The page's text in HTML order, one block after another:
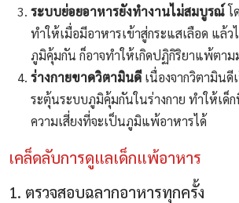
ระบบย่อยอาหารยังทำงานไม่สมบูรณ์โ
ทำให้เมื่อมีอาหารเข้าสู่กระแสเลือด แล้ว
ภูมิคุ้มกัน ก็อาจทำให้เกิดปฏิกิริยาแพ้ตาม
ร่างกายขาดวิตามินดีเนื่องจากวิตามินดี
ระตุ้นระบบภูมิคุ้มกันในร่างกาย ทำให้เด็
ความเสี่ยงที่จะเป็นภูมิแพ้อาหารได้
เคล็ดลับการดูแลเด็กแพ้อาหาร
1. ตรวจสอบฉลากอาหารทุกครั้ง